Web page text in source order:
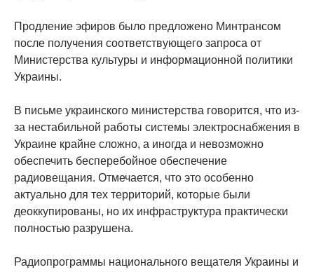
Продление эфиров было предложено Минтрансом
после получения соответствующего запроса от
Министерства культуры и информационной политики
Украины.
В письме украинского министерства говорится, что из-
за нестабильной работы системы электроснабжения в
Украине крайне сложно, а иногда и невозможно
обеспечить бесперебойное обеспечение
радиовещания. Отмечается, что это особенно
актуально для тех территорий, которые были
деоккупированы, но их инфраструктура практически
полностью разрушена.
Радиопрограммы национального вещателя Украины и